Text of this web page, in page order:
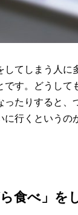
てしまう人に
す。どうして
たりすると、
行くというの
食べ」を